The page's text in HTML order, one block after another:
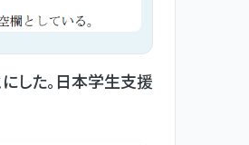
した。日本学生支援